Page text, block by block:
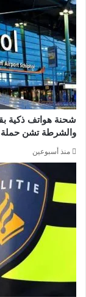
والشرطة تشن حملة
منذ أسبوعين